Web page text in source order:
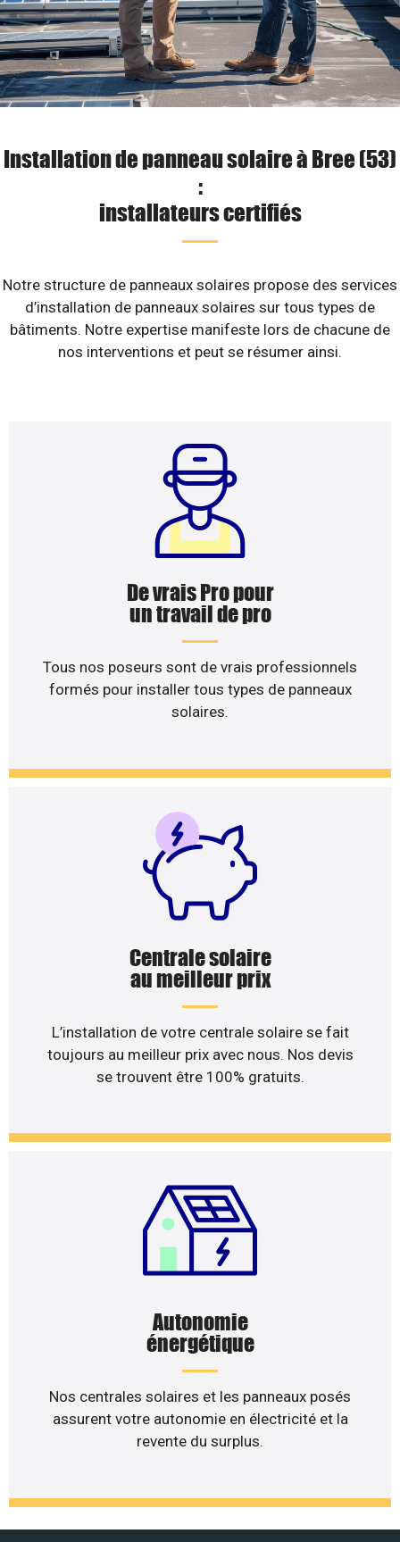
Installation de panneau solaire à Bree (53)
:
installateurs certifiés
Notre structure de panneaux solaires propose des services
d’installation de panneaux solaires sur tous types de
bâtiments. Notre expertise manifeste lors de chacune de
nos interventions et peut se résumer ainsi.
De vrais Pro pour
un travail de pro
Tous nos poseurs sont de vrais professionnels
formés pour installer tous types de panneaux
solaires.
Centrale solaire
au meilleur prix
L’installation de votre centrale solaire se fait
toujours au meilleur prix avec nous. Nos devis
se trouvent être 100% gratuits.
Autonomie
énergétique
Nos centrales solaires et les panneaux posés
assurent votre autonomie en électricité et la
revente du surplus.